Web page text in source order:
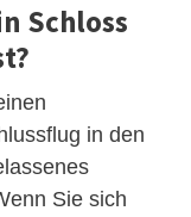
Schloss
in den
Sie sich